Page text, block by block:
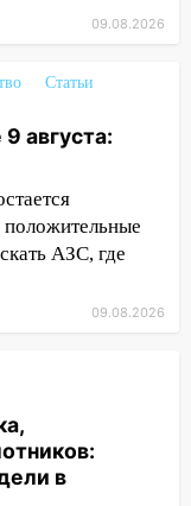
обманули
на
улицу
мощного
дом на
09.08.2026
Статьи
августа:
АЗС, где
09.08.2026
в